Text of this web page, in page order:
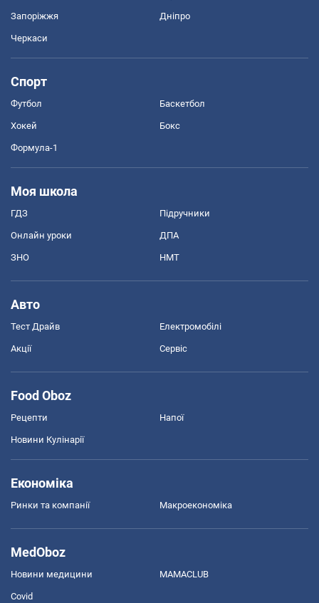
Запоріжжя Дніпро
Черкаси
Спорт
Футбол Баскетбол
Хокей Бокс
Формула-1
Моя школа
ГДЗ Підручники
Онлайн уроки ДПА
ЗНО НМТ
Авто
Тест Драйв Електромобілі
Акції Сервіс
Food Oboz
Рецепти Напої
Новини Кулінарії
Економіка
Ринки та компанії Макроекономіка
MedOboz
Новини медицини MAMACLUB
Covid